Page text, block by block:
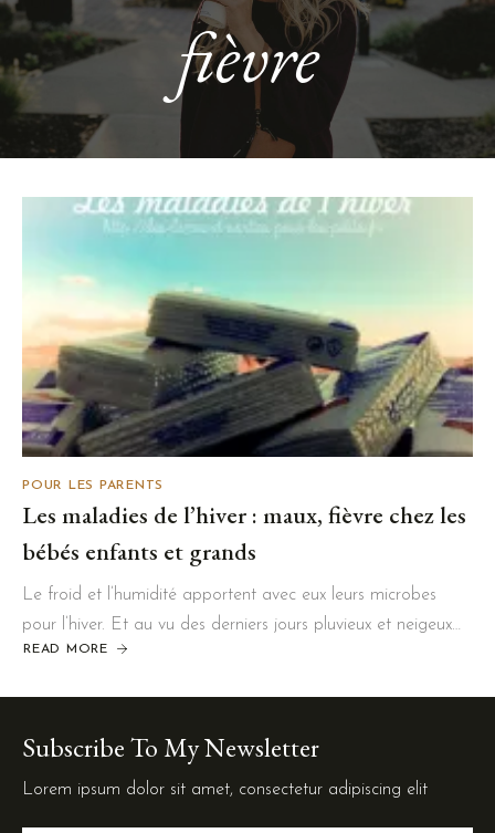
fièvre
POUR LES PARENTS
Les maladies de l’hiver : maux, fièvre chez les
bébés enfants et grands
Le froid et l’humidité apportent avec eux leurs microbes
pour l’hiver. Et au vu des derniers jours pluvieux et neigeux…
READ MORE
Subscribe To My Newsletter
Lorem ipsum dolor sit amet, consectetur adipiscing elit